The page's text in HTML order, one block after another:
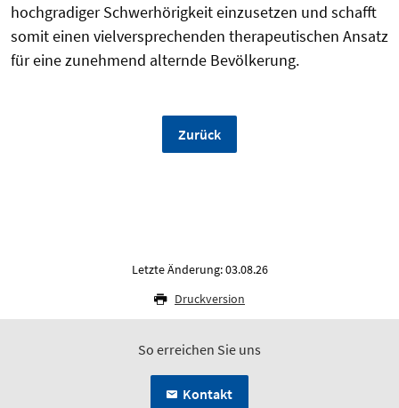
hochgradiger Schwerhörigkeit einzusetzen und schafft
somit einen vielversprechenden therapeutischen Ansatz
für eine zunehmend alternde Bevölkerung.
Zurück
Letzte Änderung: 03.08.26
Druckversion
So erreichen Sie uns
Kontakt